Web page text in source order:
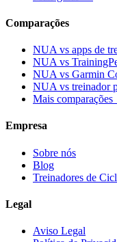
Comparações
NUA vs apps de
NUA vs
NUA vs Garmin
NUA vs treinador
Mais
Empresa
Sobre nós
Blog
Treinadores de
Legal
Aviso Legal